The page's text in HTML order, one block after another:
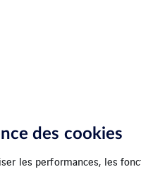
des cookies
les performances, les